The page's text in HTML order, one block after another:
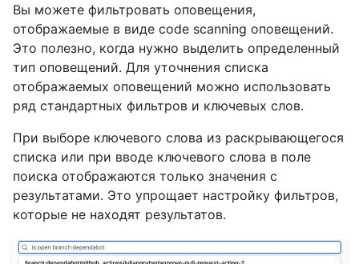
Вы можете фильтровать оповещения,
отображаемые в виде code scanning оповещений.
Это полезно, когда нужно выделить определенный
тип оповещений. Для уточнения списка
отображаемых оповещений можно использовать
ряд стандартных фильтров и ключевых слов.
При выборе ключевого слова из раскрывающегося
списка или при вводе ключевого слова в поле
поиска отображаются только значения с
результатами. Это упрощает настройку фильтров,
которые не находят результатов.